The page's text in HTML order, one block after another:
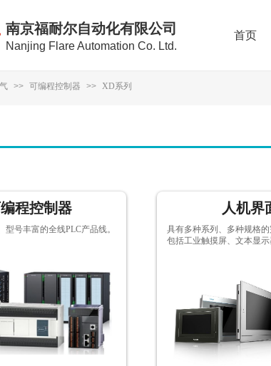
>> 可编程控制器 >> XD系列
程控制器
型号丰富的全线PLC产品线。
按钮文本
人机界
具有多种系列、多种规格
包括工业触摸屏、文本显示
按钮文本
南京福耐尔自动化有限公司
Nanjing Flare Automation Co. Ltd.
首页